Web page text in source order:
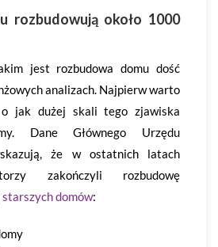
rozbudowują około 1000
jest rozbudowa domu dość
analizach. Najpierw warto
o jak dużej skali tego zjawiska
Dane Głównego Urzędu
że w ostatnich latach
zakończyli rozbudowę
starszych domów: